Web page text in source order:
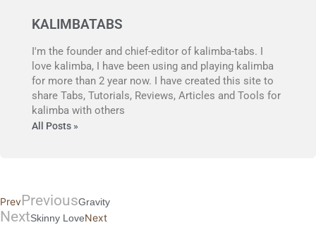
KALIMBATABS
I'm the founder and chief-editor of kalimba-tabs. I
love kalimba, I have been using and playing kalimba
for more than 2 year now. I have created this site to
share Tabs, Tutorials, Reviews, Articles and Tools for
kalimba with others
All Posts »
PrevPreviousGravity
NextSkinny LoveNext